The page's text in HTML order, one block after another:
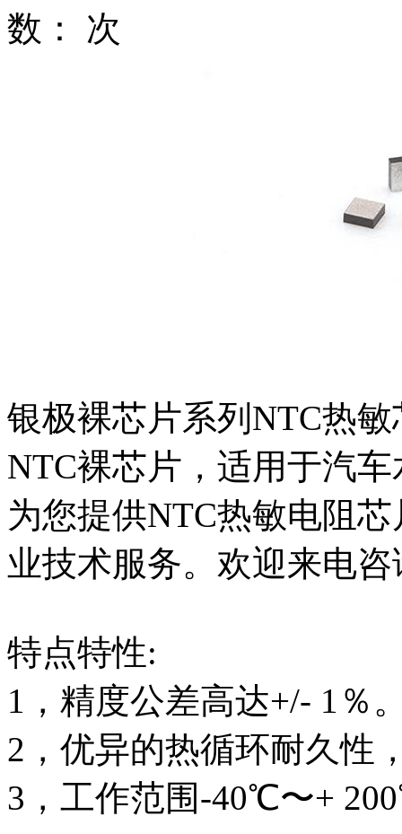
数： 次
银极裸芯片系列NTC热
NTC裸芯片，适用于汽
为您提供NTC热敏电阻
业技术服务。欢迎来电咨
特点特性:
1，精度公差高达+/- 1％
2，优异的热循环耐久性
3，工作范围-40℃〜+